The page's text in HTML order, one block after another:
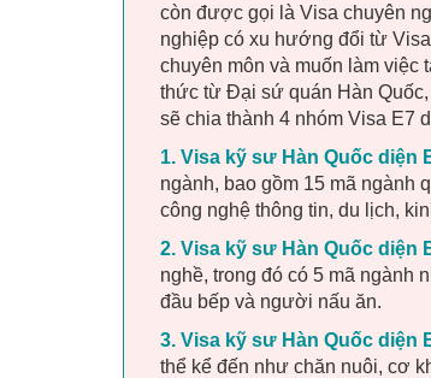
còn được gọi là Visa chuyên
nghiệp có xu hướng đổi từ
chuyên môn và muốn làm việc
thức từ Đại sứ quán Hàn
sẽ chia thành 4 nhóm Visa E7
1. Visa kỹ sư Hàn Quốc diện
ngành, bao gồm 15 mã ngành
công nghệ thông tin, du lịch,
2. Visa kỹ sư Hàn Quốc diện
nghề, trong đó có 5 mã ngành
đầu bếp và người nấu ăn.
3. Visa kỹ sư Hàn Quốc diện
thể kể đến như chăn nuôi, cơ